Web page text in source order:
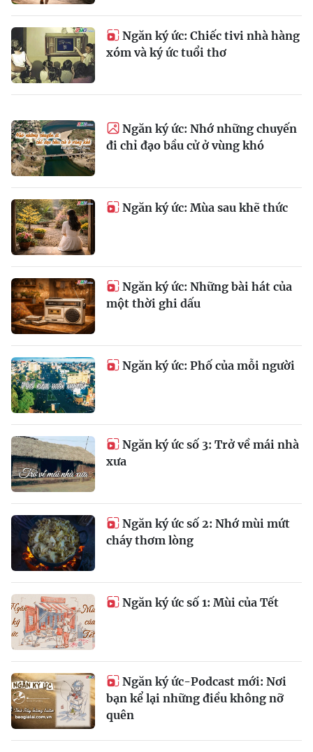
Ngăn ký ức: Chiếc tivi nhà hàng
xóm và ký ức tuổi thơ
Ngăn ký ức: Nhớ những chuyến
đi chỉ đạo bầu cử ở vùng khó
Ngăn ký ức: Mùa sau khẽ thức
Ngăn ký ức: Những bài hát của
một thời ghi dấu
Ngăn ký ức: Phố của mỗi người
Ngăn ký ức số 3: Trở về mái nhà
xưa
Ngăn ký ức số 2: Nhớ mùi mứt
cháy thơm lòng
Ngăn ký ức số 1: Mùi của Tết
Ngăn ký ức-Podcast mới: Nơi
bạn kể lại những điều không nỡ
quên